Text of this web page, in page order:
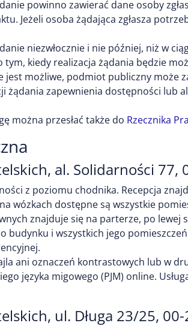
powinno zawierać dane osoby
Jeżeli osoba żądająca zgłasza
niezwłocznie i nie później, niż w
kiedy realizacja żądania będzie
jest możliwe, podmiot publiczny
zapewnienia dostępności lub
można przesłać także do Rzecznika
al. Solidarności 77,
z poziomu chodnika. Recepcja
wózkach dostępne są wszystkie
znajduje się na parterze, po
budynku i wszystkich jego
ani oznaczeń kontrastowych lub w
języka migowego (PJM) online.
ul. Długa 23/25,